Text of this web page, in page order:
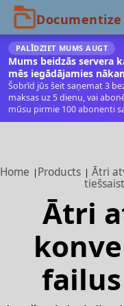
PALĪDZIET MUMS AUGT
Mums beidzās servera
mēs iegādājamies
Šobrīd jūs šeit saņemat 3
maksas uz 5 dienu, vai
mūsu pirmie 100 abonenti
Home Products
Ātri
Ātri